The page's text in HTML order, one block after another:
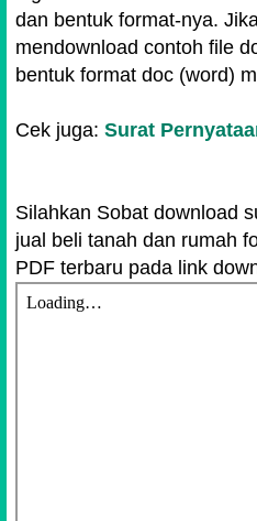
dan bentuk format-nya.
mendownload contoh file
bentuk format doc (word)
Cek juga: Surat
Silahkan Sobat download
jual beli tanah dan rumah
PDF terbaru pada link